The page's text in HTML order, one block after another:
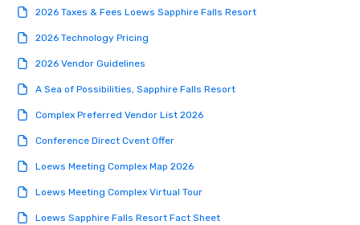
2026 Taxes & Fees Loews Sapphire Falls Resort
2026 Technology Pricing
2026 Vendor Guidelines
A Sea of Possibilities, Sapphire Falls Resort
Complex Preferred Vendor List 2026
Conference Direct Cvent Offer
Loews Meeting Complex Map 2026
Loews Meeting Complex Virtual Tour
Loews Sapphire Falls Resort Fact Sheet